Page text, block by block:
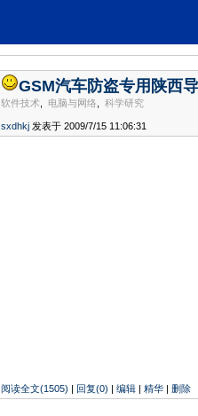
GSM汽车防盗专用陕西
软件技术 电脑与网络 科学研究
sxdhkj 发表于 2009/7/15 11:06:31
阅读全文(1505) | 回复(0) | 编辑 | 精华 | 删除